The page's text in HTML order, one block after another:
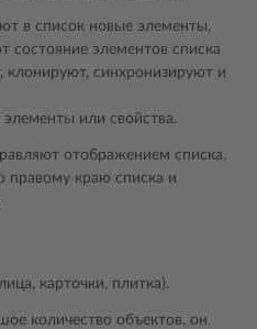
в список новые элементы,
состояние элементов списка
клонируют, синхронизируют и
или свойства.
отображением списка.
правому краю списка и
карточки, плитка).
количество объектов, он